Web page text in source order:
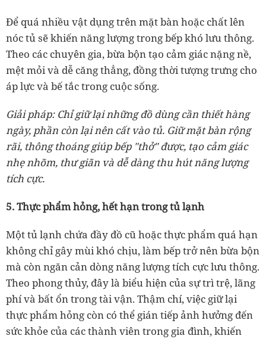
Để quá nhiều vật dụng trên mặt bàn hoặc chất lên
nóc tủ sẽ khiến năng lượng trong bếp khó lưu thông.
Theo các chuyên gia, bừa bộn tạo cảm giác nặng nề,
mệt mỏi và dễ căng thẳng, đồng thời tượng trưng cho
áp lực và bế tắc trong cuộc sống.
Giải pháp: Chỉ giữ lại những đồ dùng cần thiết hàng
ngày, phần còn lại nên cất vào tủ. Giữ mặt bàn rộng
rãi, thông thoáng giúp bếp "thở" được, tạo cảm giác
nhẹ nhõm, thư giãn và dễ dàng thu hút năng lượng
tích cực.
5. Thực phẩm hỏng, hết hạn trong tủ lạnh
Một tủ lạnh chứa đầy đồ cũ hoặc thực phẩm quá hạn
không chỉ gây mùi khó chịu, làm bếp trở nên bừa bộn
mà còn ngăn cản dòng năng lượng tích cực lưu thông.
Theo phong thủy, đây là biểu hiện của sự trì trệ, lãng
phí và bất ổn trong tài vận. Thậm chí, việc giữ lại
thực phẩm hỏng còn có thể gián tiếp ảnh hưởng đến
sức khỏe của các thành viên trong gia đình, khiến